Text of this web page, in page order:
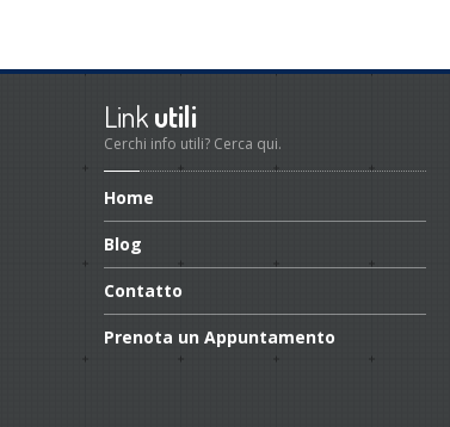
Linkutili
Cerchi info utili? Cerca qui.
Home
Blog
Contatto
Prenota un Appuntamento